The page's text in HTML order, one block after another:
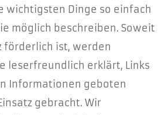
wichtigsten Dinge so einfach
möglich beschreiben. Soweit
förderlich ist, werden
leserfreundlich erklärt, Links
Informationen geboten
gebracht. Wir